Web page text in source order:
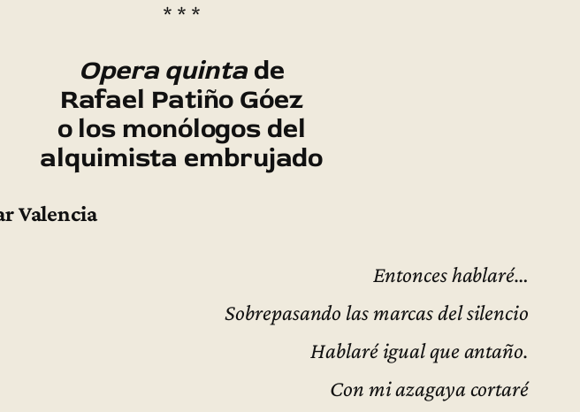
* * *
Opera quintade
Rafael Patiño Góez
o los monólogos del
alquimista embrujado
Valencia
Entonces hablaré…
Sobrepasando las marcas del silencio
Hablaré igual que antaño.
Con mi azagaya cortaré